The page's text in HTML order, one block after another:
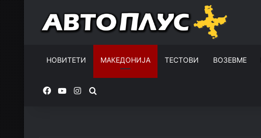
НОВИТЕТИ МАКЕДОНИЈА ТЕСТОВИ ВОЗЕВМЕ
FacebookYouTubeInstagram